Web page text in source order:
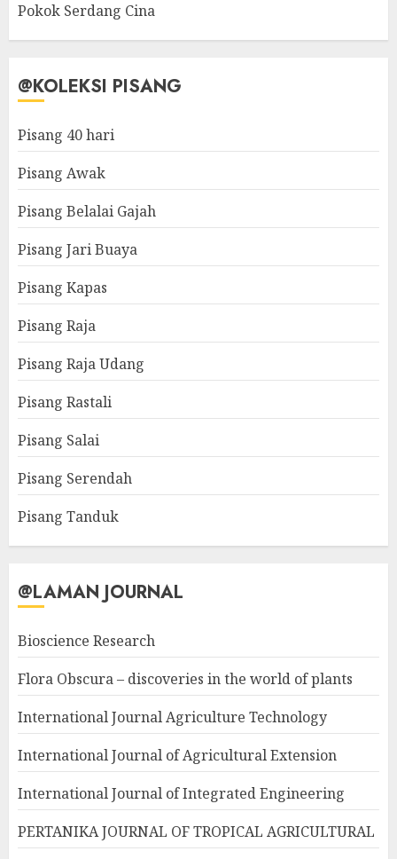
Pokok Serdang Cina
@KOLEKSI PISANG
Pisang 40 hari
Pisang Awak
Pisang Belalai Gajah
Pisang Jari Buaya
Pisang Kapas
Pisang Raja
Pisang Raja Udang
Pisang Rastali
Pisang Salai
Pisang Serendah
Pisang Tanduk
@LAMAN JOURNAL
Bioscience Research
Flora Obscura – discoveries in the world of plants
International Journal Agriculture Technology
International Journal of Agricultural Extension
International Journal of Integrated Engineering
PERTANIKA JOURNAL OF TROPICAL AGRICULTURAL